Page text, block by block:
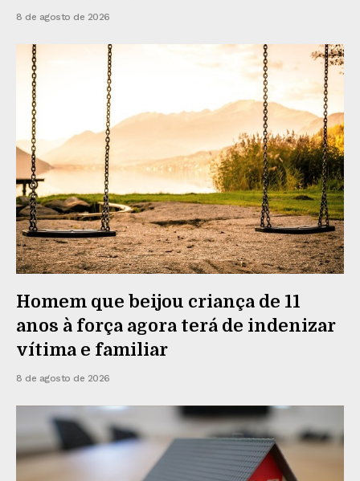
8 de agosto de 2026
Homem que beijou criança de 11
anos à força agora terá de indenizar
vítima e familiar
8 de agosto de 2026